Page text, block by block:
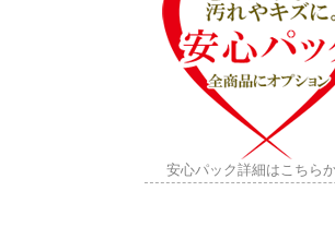
安心パック詳細はこちら